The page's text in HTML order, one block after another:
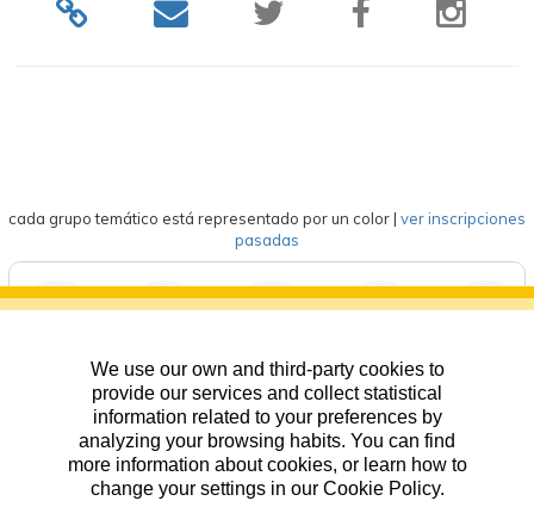
cada grupo temático está representado por un color| ver inscripciones
pasadas
eventos competición formación
We use our own and third-party cookies to
provide our services and collect statistical
information related to your preferences by
analyzing your browsing habits. You can find
more information about cookies, or learn how to
change your settings in our Cookie Policy.